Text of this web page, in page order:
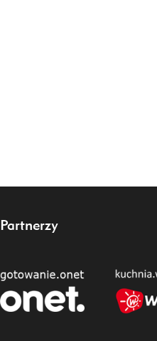
Partnerzy